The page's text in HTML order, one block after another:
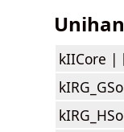
kIICore |